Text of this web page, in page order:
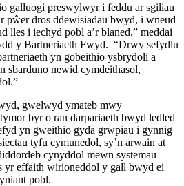
galluogi preswylwyr i feddu ar sgiliau
pŵer dros ddewisiadau bwyd, i wneud
lles i iechyd pobl a’r blaned,” meddai
y Bartneriaeth Fwyd. “Drwy sefydlu
yn gobeithio ysbrydoli a
sbarduno newid cymdeithasol,
gwelwyd ymateb mwy
byr o ran darpariaeth bwyd ledled
yn gweithio gyda grwpiau i gynnig
tyfu cymunedol, sy’n arwain at
cynyddol mewn systemau
yr effaith wirioneddol y gall bwyd ei
pobl.